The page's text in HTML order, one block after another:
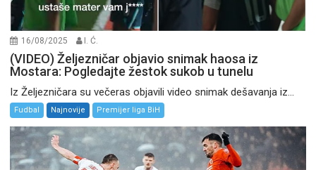
16/08/2025 I. Ć.
(VIDEO) Željezničar objavio snimak haosa iz
Mostara: Pogledajte žestok sukob u tunelu
Iz Željezničara su večeras objavili video snimak dešavanja iz...
Fudbal Najnovije Premijer liga BiH